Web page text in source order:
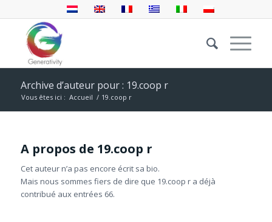
Archive d’auteur pour : 19.coop r
Vous êtes ici : Accueil / 19.coop r
A propos de 19.coop r
Cet auteur n’a pas encore écrit sa bio.
Mais nous sommes fiers de dire que 19.coop ra déjà
contribué aux entrées 66.